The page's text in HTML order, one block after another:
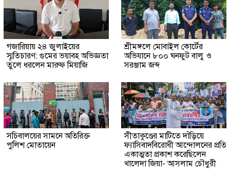
গজারিয়ায় ২৪ জুলাইয়ের
স্মৃতিচারণ: গুমের ভয়াবহ অভিজ্ঞতা
তুলে ধরলেন মারুফ মিয়াজি
শ্রীমঙ্গলে মোবাইল কোর্টের
অভিযানে ৮০০ ঘনফুট বালু ও
সরঞ্জাম জব্দ
সচিবালয়ের সামনে অতিরিক্ত
পুলিশ মোতায়েন
সীতাকুণ্ডের মাটিতে দাঁড়িয়ে
ফ্যাসিবাদবিরোধী আন্দোলনের প্রতি
একাত্মতা প্রকাশ করেছিলেন
খালেদা জিয়া- আসলাম চৌধুরী